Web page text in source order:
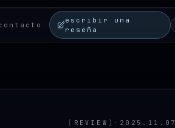
escribir una
reseña
[ REVIEW ] · 2025.11.07